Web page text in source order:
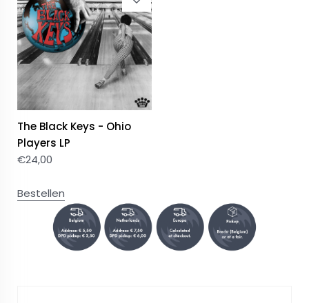
The Black Keys - Ohio
Players LP
€24,00
Bestellen